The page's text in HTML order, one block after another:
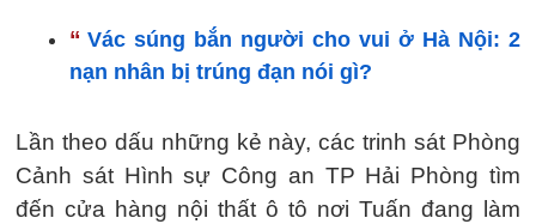
“ Vác súng bắn người cho vui ở Hà Nội: 2
nạn nhân bị trúng đạn nói gì?
Lần theo dấu những kẻ này, các trinh sát Phòng
Cảnh sát Hình sự Công an TP Hải Phòng tìm
đến cửa hàng nội thất ô tô nơi Tuấn đang làm